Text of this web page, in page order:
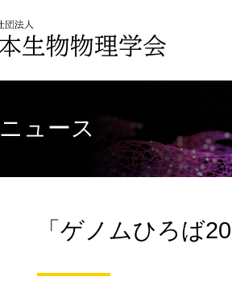
ニュース
「ゲノムひろば